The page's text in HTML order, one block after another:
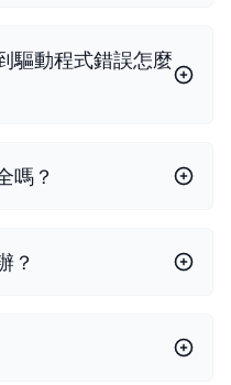
驅動程式錯誤怎麼
嗎？
？